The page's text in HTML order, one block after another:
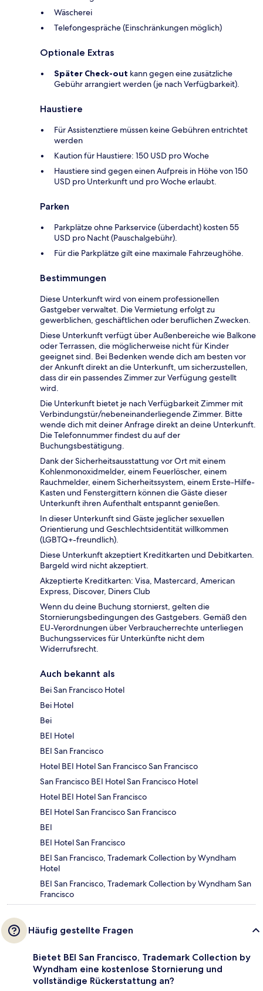
Wäscherei
Telefongespräche (Einschränkungen möglich)
Optionale Extras
Später Check-out kann gegen eine zusätzliche
Gebühr arrangiert werden (je nach Verfügbarkeit).
Haustiere
Für Assistenztiere müssen keine Gebühren entrichtet
werden
Kaution für Haustiere: 150 USD pro Woche
Haustiere sind gegen einen Aufpreis in Höhe von 150
USD pro Unterkunft und pro Woche erlaubt.
Parken
Parkplätze ohne Parkservice (überdacht) kosten 55
USD pro Nacht (Pauschalgebühr).
Für die Parkplätze gilt eine maximale Fahrzeughöhe.
Bestimmungen
Diese Unterkunft wird von einem professionellen
Gastgeber verwaltet. Die Vermietung erfolgt zu
gewerblichen, geschäftlichen oder beruflichen Zwecken.
Diese Unterkunft verfügt über Außenbereiche wie Balkone
oder Terrassen, die möglicherweise nicht für Kinder
geeignet sind. Bei Bedenken wende dich am besten vor
der Ankunft direkt an die Unterkunft, um sicherzustellen,
dass dir ein passendes Zimmer zur Verfügung gestellt
wird.
Die Unterkunft bietet je nach Verfügbarkeit Zimmer mit
Verbindungstür/nebeneinanderliegende Zimmer. Bitte
wende dich mit deiner Anfrage direkt an deine Unterkunft.
Die Telefonnummer findest du auf der
Buchungsbestätigung.
Dank der Sicherheitsausstattung vor Ort mit einem
Kohlenmonoxidmelder, einem Feuerlöscher, einem
Rauchmelder, einem Sicherheitssystem, einem Erste-Hilfe-
Kasten und Fenstergittern können die Gäste dieser
Unterkunft ihren Aufenthalt entspannt genießen.
In dieser Unterkunft sind Gäste jeglicher sexuellen
Orientierung und Geschlechtsidentität willkommen
(LGBTQ+-freundlich).
Diese Unterkunft akzeptiert Kreditkarten und Debitkarten.
Bargeld wird nicht akzeptiert.
Akzeptierte Kreditkarten: Visa, Mastercard, American
Express, Discover, Diners Club
Wenn du deine Buchung stornierst, gelten die
Stornierungsbedingungen des Gastgebers. Gemäß den
EU-Verordnungen über Verbraucherrechte unterliegen
Buchungsservices für Unterkünfte nicht dem
Widerrufsrecht.
Auch bekannt als
Bei San Francisco Hotel
Bei Hotel
Bei
BEI Hotel
BEI San Francisco
Hotel BEI Hotel San Francisco San Francisco
San Francisco BEI Hotel San Francisco Hotel
Hotel BEI Hotel San Francisco
BEI Hotel San Francisco San Francisco
BEI
BEI Hotel San Francisco
BEI San Francisco, Trademark Collection by Wyndham
Hotel
BEI San Francisco, Trademark Collection by Wyndham San
Francisco
Häufig gestellte Fragen
Bietet BEI San Francisco, Trademark Collection by
Wyndham eine kostenlose Stornierung und
vollständige Rückerstattung an?